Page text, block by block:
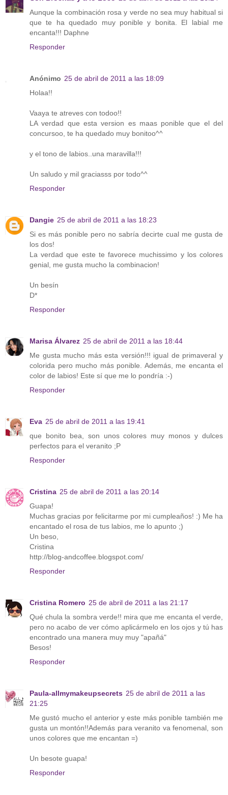
Aunque la combinación rosa y verde no sea muy habitual si
que te ha quedado muy ponible y bonita. El labial me
encanta!!! Daphne
Responder
Anónimo 25 de abril de 2011 a las 18:09
Holaa!!
Vaaya te atreves con todoo!!
LA verdad que esta version es maas ponible que el del
concursoo, te ha quedado muy bonitoo^^
y el tono de labios..una maravilla!!!
Un saludo y mil graciasss por todo^^
Responder
Dangie 25 de abril de 2011 a las 18:23
Si es más ponible pero no sabría decirte cual me gusta de
los dos!
La verdad que este te favorece muchissimo y los colores
genial, me gusta mucho la combinacion!
Un besín
D*
Responder
Marisa Álvarez 25 de abril de 2011 a las 18:44
Me gusta mucho más esta versión!!! igual de primaveral y
colorida pero mucho más ponible. Además, me encanta el
color de labios! Este sí que me lo pondría :-)
Responder
Eva 25 de abril de 2011 a las 19:41
que bonito bea, son unos colores muy monos y dulces
perfectos para el veranito ;P
Responder
Cristina 25 de abril de 2011 a las 20:14
Guapa!
Muchas gracias por felicitarme por mi cumpleaños! :) Me ha
encantado el rosa de tus labios, me lo apunto ;)
Un beso,
Cristina
http://blog-andcoffee.blogspot.com/
Responder
Cristina Romero 25 de abril de 2011 a las 21:17
Qué chula la sombra verde!! mira que me encanta el verde,
pero no acabo de ver cómo aplicármelo en los ojos y tú has
encontrado una manera muy muy "apañá"
Besos!
Responder
Paula-allmymakeupsecrets 25 de abril de 2011 a las
21:25
Me gustó mucho el anterior y este más ponible también me
gusta un montón!!Además para veranito va fenomenal, son
unos colores que me encantan =)
Un besote guapa!
Responder